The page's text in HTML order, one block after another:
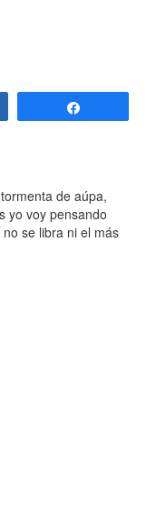
de aúpa,
yo voy pensando
se libra ni el más